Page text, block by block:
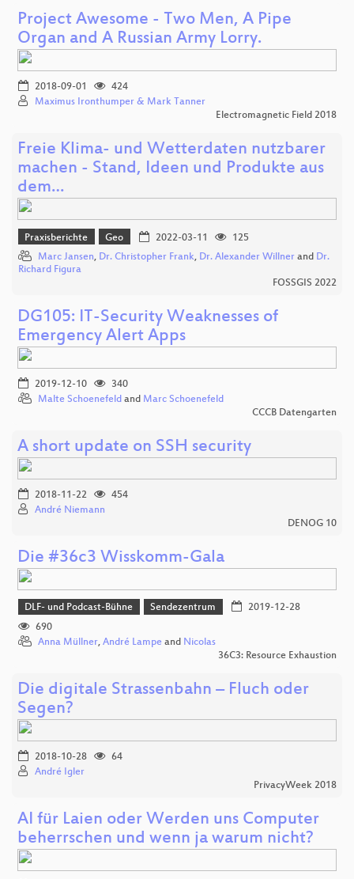
Project Awesome - Two Men, A Pipe
Organ and A Russian Army Lorry.
2018-09-01
424
Maximus Ironthumper & Mark Tanner
Electromagnetic Field 2018
Freie Klima- und Wetterdaten nutzbarer
machen - Stand, Ideen und Produkte aus
dem…
Praxisberichte Geo 2022-03-11
125
Marc Jansen, Dr. Christopher Frank, Dr. Alexander Willner and Dr.
Richard Figura
FOSSGIS 2022
DG105: IT-Security Weaknesses of
Emergency Alert Apps
2019-12-10
340
Malte Schoenefeld and Marc Schoenefeld
CCCB Datengarten
A short update on SSH security
2018-11-22
454
André Niemann
DENOG 10
Die #36c3 Wisskomm-Gala
DLF- und Podcast-Bühne Sendezentrum
2019-12-28
690
Anna Müllner, André Lampe and Nicolas
36C3: Resource Exhaustion
Die digitale Strassenbahn – Fluch oder
Segen?
2018-10-28
64
André Igler
PrivacyWeek 2018
AI für Laien oder Werden uns Computer
beherrschen und wenn ja warum nicht?